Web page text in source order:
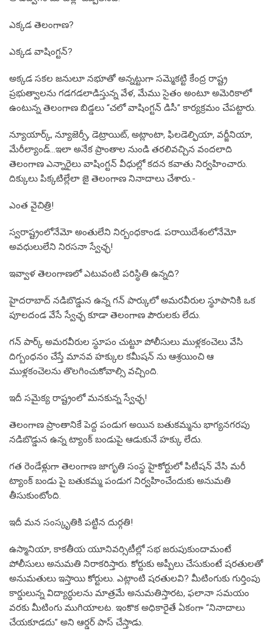
ఎక్కడ తెలంగాణ?
ఎక్కడ వాషింగ్టన్?
అక్కడ సకల జనులూ నభూతో అన్నట్టుగా సమ్మెకట్టి కేంద్ర రాష్ట్ర
ప్రభుత్వాలను గడగడలాడిస్తున్న వేళ, మేము సైతం అంటూ అమెరికాలో
ఉంటున్న తెలంగాణ బిడ్డలు “చలో వాషింగ్టన్ డిసీ” కార్యక్రమం చేపట్టారు.
న్యూయార్క్, న్యూజెర్సీ, డెట్రాయిట్, అట్లాంటా, ఫిలడెల్ఫియా, వర్జీనియా,
మేరీల్యాండ్…ఇలా అనేక ప్రాంతాల నుండి తరలివచ్చిన వందలాది
తెలంగాణ ఎన్నారైలు వాషింగ్టన్ వీధుల్లో కదన కవాతు నిర్వహించారు.
దిక్కులు పిక్కటిల్లేలా జై తెలంగాణ నినాదాలు చేశారు.-
ఎంత వైచిత్రి!
స్వరాష్ట్రంలోనేమో అంతులేని నిర్బంధకాండ. పరాయిదేశంలోనేమో
అవధులులేని నిరసనా స్వేఛ్ఛ!
ఇవ్వాళ తెలంగాణలో ఎటువంటి పరిస్థితి ఉన్నది?
హైదరాబాద్ నడిబొడ్డున ఉన్న గన్ పార్కులో అమరవీరుల స్థూపానికి ఒక
పూలదండ వేసే స్వేఛ్ఛ కూడా తెలంగాణ పౌరులకు లేదు.
గన్ పార్క్ అమరవీరుల స్థూపం చుట్టూ పోలీసులు ముళ్లకంచెలు వేసి
దిగ్బంధనం చేస్తే మానవ హక్కుల కమీషన్ ను ఆశ్రయించి ఆ
ముళ్లకంచెలను తొలగించుకోవాల్సి వచ్చింది.
ఇదీ సమైక్య రాష్ట్రంలో మనకున్న స్వేఛ్ఛ!
తెలంగాణ ప్రాంతానికే పెద్ద పండుగ అయిన బతుకమ్మను భాగ్యనగరపు
నడిబొడ్డున ఉన్న ట్యాంక్ బండుపై ఆడుకునే హక్కు లేదు.
గత రెండేళ్లుగా తెలంగాణ జాగృతి సంస్థ హైకోర్టులో పిటీషన్ వేసి మరీ
ట్యాంక్ బండు పై బతుకమ్మ పండుగ నిర్వహించేందుకు అనుమతి
తీసుకుంటోంది.
ఇదీ మన సంస్కృతికి పట్టిన దుర్గతి!
ఉస్మానియా, కాకతీయ యూనివర్సిటీల్లో సభ జరుపుకుందామంటే
పోలీసులు అనుమతి నిరాకరిస్తారు. కోర్టుకు అప్పీలు చేసుకుంటే షరతులతో
అనుమతులు ఇస్తాయి కోర్టులు. ఎట్లాంటి షరతులవి? మీటింగుకు గుర్తింపు
కార్డులున్న విద్యార్ధులను మాత్రమే అనుమతిస్తారట, ఫలానా సమయం
వరకు మీటింగు ముగియాలట. ఇంకొక అధికారైతే ఏకంగా “నినాదాలు
చేయకూడదు” అని ఆర్డర్ పాస్ చేస్తాడు.